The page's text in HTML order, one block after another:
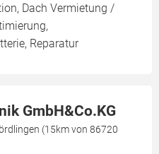
Dach Vermietung /
Reparatur
GmbH&Co.KG
(15km von 86720